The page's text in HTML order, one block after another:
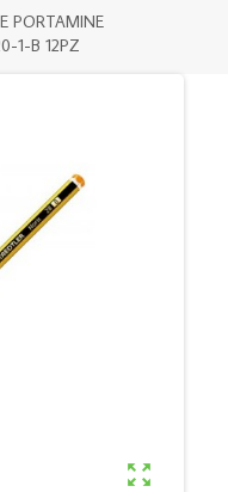
PORTAMINE
1-B 12PZ
